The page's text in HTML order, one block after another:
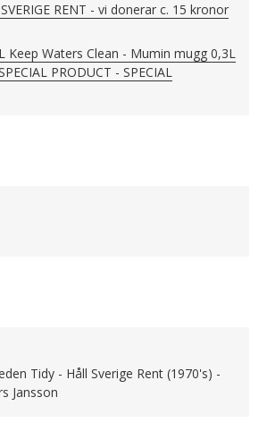
RENT - vi donerar c. 15 kronor
Keep Waters Clean - Mumin mugg 0,3L
PRODUCT - SPECIAL
Tidy - Håll Sverige Rent (1970's) -
Jansson